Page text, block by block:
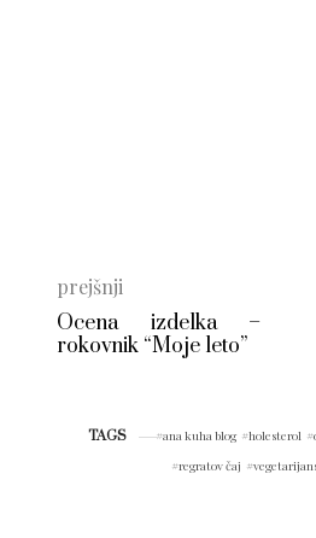
prejšnji
Ocena izdelka –
rokovnik “Moje leto”
TAGS ana kuha blog holesterol
regratov čaj